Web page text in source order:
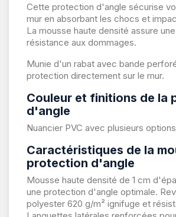
Cette protection d'angle sécurise
mur en absorbant les chocs et
La mousse haute densité assure
résistance aux dommages.
Munie d'un rabat avec bande
protection directement sur le mur.
Couleur et finitions de la
d'angle
Nuancier PVC avec plusieurs
Caractéristiques de la
protection d'angle
Mousse haute densité de 1 cm
une protection d'angle optimale.
polyester 620 g/m² ignifuge et